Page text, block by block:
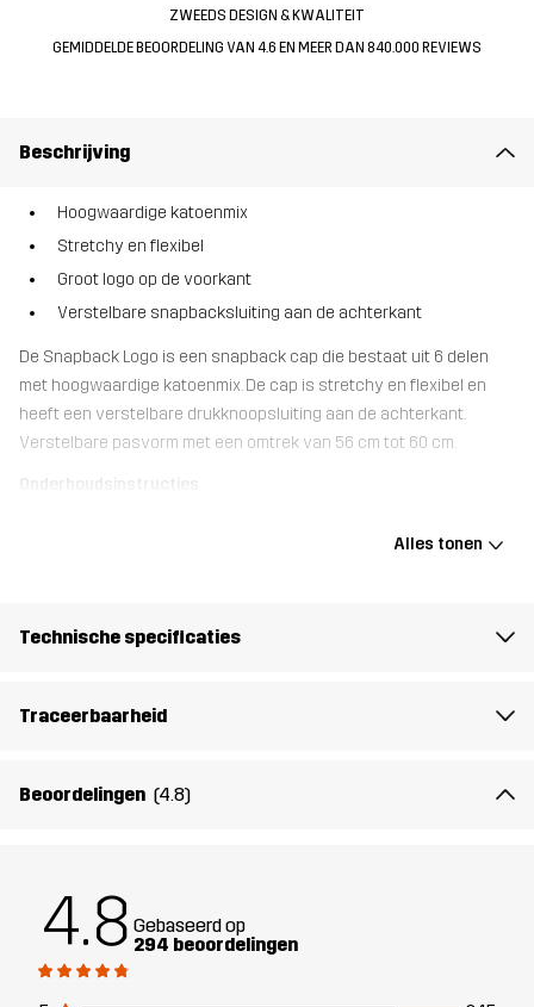
ZWEEDS DESIGN & KWALITEIT
GEMIDDELDE BEOORDELING VAN 4.6 EN MEER DAN 840.000 REVIEWS
Beschrijving
Hoogwaardige katoenmix
Stretchy en flexibel
Groot logo op de voorkant
Verstelbare snapbacksluiting aan de achterkant
De Snapback Logo is een snapback cap die bestaat uit 6 delen
met hoogwaardige katoenmix. De cap is stretchy en flexibel en
heeft een verstelbare drukknoopsluiting aan de achterkant.
Verstelbare pasvorm met een omtrek van 56 cm tot 60 cm.
Onderhoudsinstructies
temperatuur. Gebruik geen afwasmiddel en zorg ervoor dat er
Ontworpen
VOOR ALLEDAAGS GEBRUIK
Artikelnummer
Alles tonen
Technische specificaties
Traceerbaarheid
Beoordelingen (4.8)
4.8 Gebaseerd op
294 beoordelingen